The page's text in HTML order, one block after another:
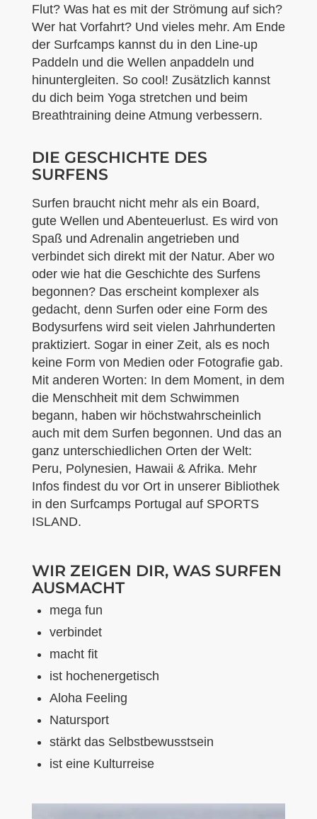
Flut? Was hat es mit der Strömung auf sich?
Wer hat Vorfahrt? Und vieles mehr. Am Ende
der Surfcamps kannst du in den Line-up
Paddeln und die Wellen anpaddeln und
hinuntergleiten. So cool! Zusätzlich kannst
du dich beim Yoga stretchen und beim
Breathtraining deine Atmung verbessern.
DIE GESCHICHTE DES
SURFENS
Surfen braucht nicht mehr als ein Board,
gute Wellen und Abenteuerlust. Es wird von
Spaß und Adrenalin angetrieben und
verbindet sich direkt mit der Natur. Aber wo
oder wie hat die Geschichte des Surfens
begonnen? Das erscheint komplexer als
gedacht, denn Surfen oder eine Form des
Bodysurfens wird seit vielen Jahrhunderten
praktiziert. Sogar in einer Zeit, als es noch
keine Form von Medien oder Fotografie gab.
Mit anderen Worten: In dem Moment, in dem
die Menschheit mit dem Schwimmen
begann, haben wir höchstwahrscheinlich
auch mit dem Surfen begonnen. Und das an
ganz unterschiedlichen Orten der Welt:
Peru, Polynesien, Hawaii & Afrika. Mehr
Infos findest du vor Ort in unserer Bibliothek
in den Surfcamps Portugal auf SPORTS
ISLAND.
WIR ZEIGEN DIR, WAS SURFEN
AUSMACHT
mega fun
verbindet
macht fit
ist hochenergetisch
Aloha Feeling
Natursport
stärkt das Selbstbewusstsein
ist eine Kulturreise